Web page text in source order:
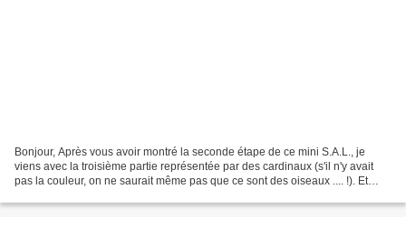
Bonjour, Après vous avoir montré la seconde étape de ce mini S.A.L., je
viens avec la troisième partie représentée par des cardinaux (s'il n'y avait
pas la couleur, on ne saurait même pas que ce sont des oiseaux .... !). Et